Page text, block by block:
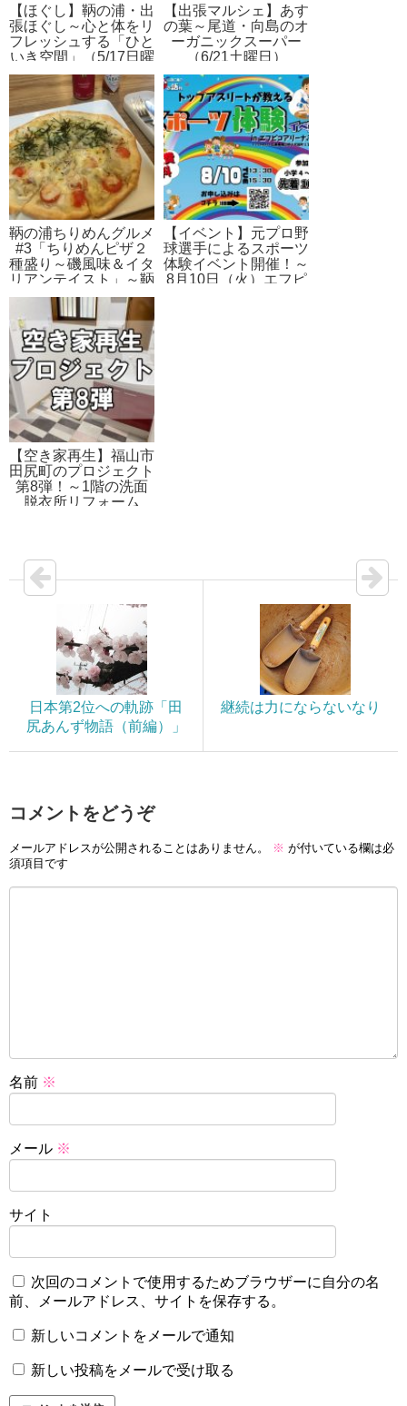
【ほぐし】鞆の浦・出
張ほぐし～心と体をリ
フレッシュする「ひと
いき空間」（5/17日曜
日）
【出張マルシェ】あす
の葉～尾道・向島のオ
ーガニックスーパー
（6/21土曜日）
鞆の浦ちりめんグルメ
#3「ちりめんピザ２
種盛り～磯風味＆イタ
リアンテイスト」～鞆
の津ミュージアム＋カ
フェ（ドリンク付、1
日約10食限定）
【イベント】元プロ野
球選手によるスポーツ
体験イベント開催！～
8月10日（火）エフピ
【空き家再生】福山市
田尻町のプロジェクト
第8弾！～1階の洗面
脱衣所リフォーム
日本第2位への軌跡「田
尻あんず物語（前編）」
継続は力にならないなり
コメントをどうぞ
メールアドレスが公開されることはありません。 ※ が付いている欄は必
須項目です
名前 ※
メール ※
サイト
次回のコメントで使用するためブラウザーに自分の名
前、メールアドレス、サイトを保存する。
新しいコメントをメールで通知
新しい投稿をメールで受け取る